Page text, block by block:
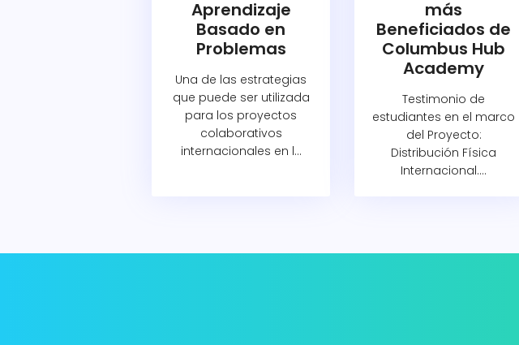
Aprendizaje
Basado en
Problemas
Una de las estrategias
que puede ser utilizada
para los proyectos
colaborativos
internacionales en l...
más
Beneficiados de
Columbus Hub
Academy
Testimonio de
estudiantes en el marco
del Proyecto:
Distribución Física
Internacional....